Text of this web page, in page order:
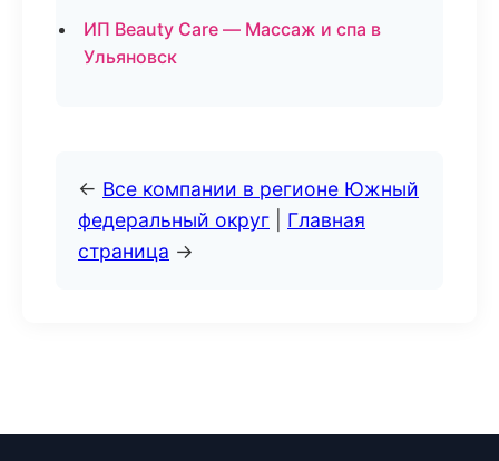
ИП Beauty Care — Массаж и спа в
Ульяновск
← Все компании в регионе Южный
федеральный округ
Главная
страница →